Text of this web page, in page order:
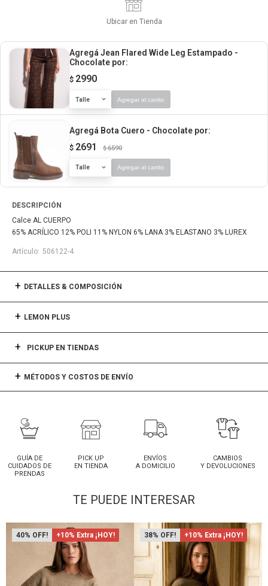
Ubicar en Tienda
Agregá Jean Flared Wide Leg Estampado -
Chocolate por:
$ 2990
Talle Agregar al carrito
Agregá Bota Cuero - Chocolate por:
$ 2691 $ 6590
Talle Agregar al carrito
DESCRIPCIÓN
Calce AL CUERPO
65% ACRÍLICO 12% POLI 11% NYLON 6% LANA 3% ELASTANO 3% LUREX
506122-4
DETALLES & COMPOSICIÓN
LEMON PLUS
PICKUP EN TIENDAS
MÉTODOS Y COSTOS DE ENVÍO
GUÍA DE
CUIDADOS DE
PRENDAS
PICK UP
EN TIENDA
ENVÍOS
A DOMICILIO
CAMBIOS
Y DEVOLUCIONES
TE PUEDE INTERESAR
40 +10% Extra ¡HOY! 38 +10% Extra ¡HOY!